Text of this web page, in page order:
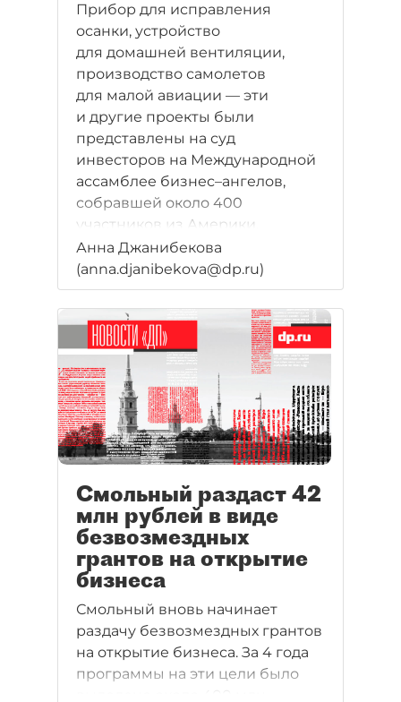
Прибор для исправления
осанки, устройство
для домашней вентиляции,
производство самолетов
для малой авиации — эти
и другие проекты были
представлены на суд
инвесторов на Международной
ассамблее бизнес–ангелов,
собравшей около 400
участников из Америки,
Финляндии, Бельгии, Голландии
и России.
Анна Джанибекова
(anna.djanibekova@dp.ru)
Смольный раздаст 42
млн рублей в виде
безвозмездных
грантов на открытие
бизнеса
Смольный вновь начинает
раздачу безвозмездных грантов
на открытие бизнеса. За 4 года
программы на эти цели было